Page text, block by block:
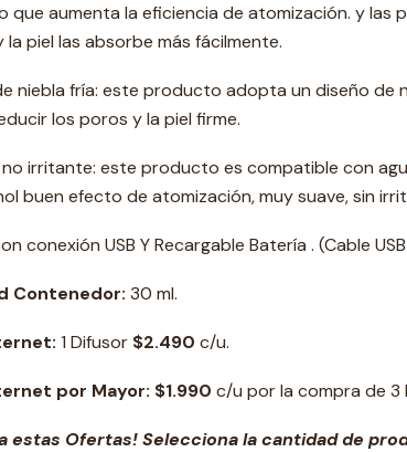
que aumenta la eficiencia de atomización. y las
la piel las absorbe más fácilmente.
niebla fría: este producto adopta un diseño de
los poros y la piel firme.
no irritante: este producto es compatible con
buen efecto de atomización, muy suave, sin
conexión USB Y Recargable Batería . (Cable
Contenedor: 30 ml.
1 Difusor $2.490 c/u.
por Mayor: $1.990 c/u por la compra de 3
estas Ofertas! Selecciona la cantidad de